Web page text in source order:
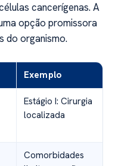
cancerígenas. A
opção promissora
do organismo.
Exemplo
Estágio I: Cirurgia
localizada
Comorbidades